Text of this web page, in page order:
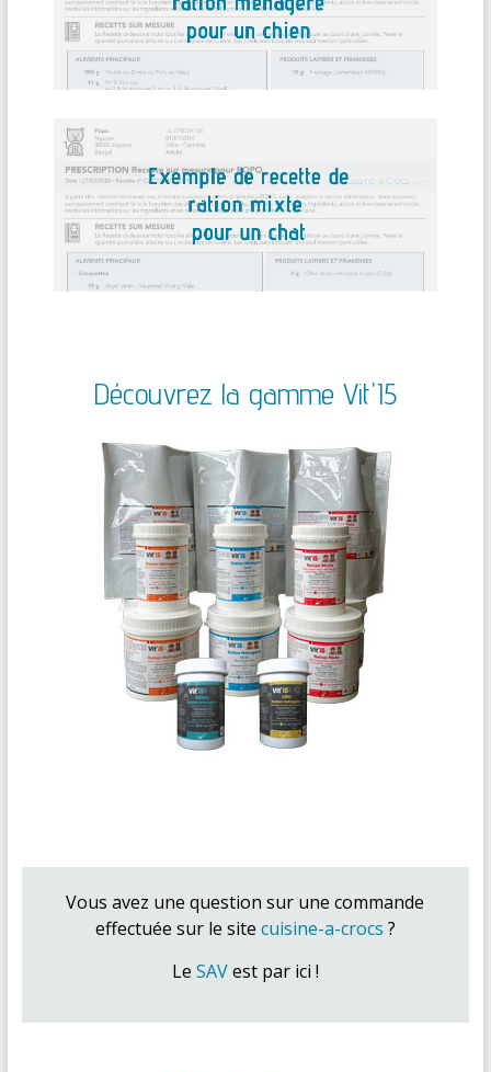
Découvrez la gamme Vit'I5
Vous avez une question sur une commande
effectuée sur le site cuisine-a-crocs ?
Le SAVest par ici !